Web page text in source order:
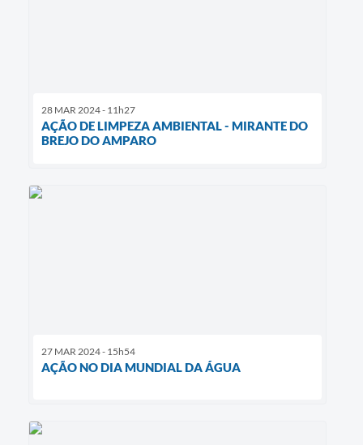
28 MAR 2024 - 11h27
AÇÃO DE LIMPEZA AMBIENTAL - MIRANTE DO
BREJO DO AMPARO
27 MAR 2024 - 15h54
AÇÃO NO DIA MUNDIAL DA ÁGUA